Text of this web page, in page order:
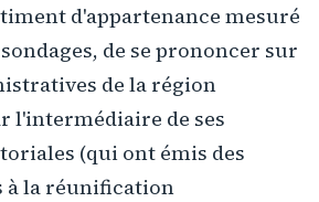
d'appartenance mesuré
de se prononcer sur
de la région
l'intermédiaire de ses
(qui ont émis des
à la réunification